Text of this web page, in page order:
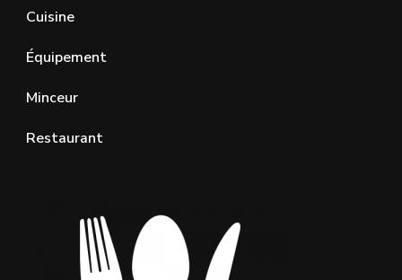
Cuisine
Équipement
Minceur
Restaurant